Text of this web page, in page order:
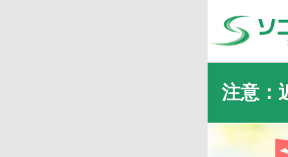
注意：
・X（旧